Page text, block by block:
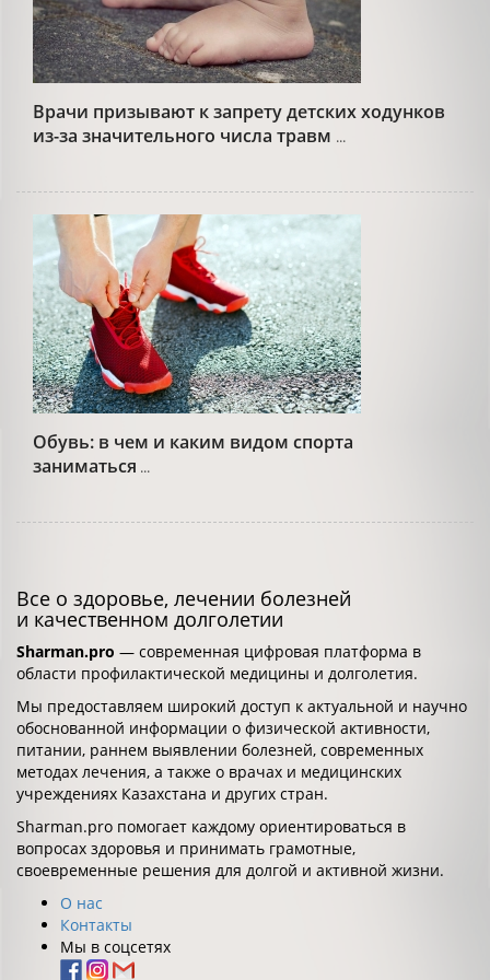
Врачи призывают к запрету детских ходунков
из-за значительного числа травм ...
Обувь: в чем и каким видом спорта
заниматься ...
Все о здоровье, лечении болезней
и качественном долголетии
Sharman.pro — современная цифровая платформа в
области профилактической медицины и долголетия.
Мы предоставляем широкий доступ к актуальной и научно
обоснованной информации о физической активности,
питании, раннем выявлении болезней, современных
методах лечения, а также о врачах и медицинских
учреждениях Казахстана и других стран.
Sharman.pro помогает каждому ориентироваться в
вопросах здоровья и принимать грамотные,
своевременные решения для долгой и активной жизни.
О нас
Контакты
Мы в соцсетях